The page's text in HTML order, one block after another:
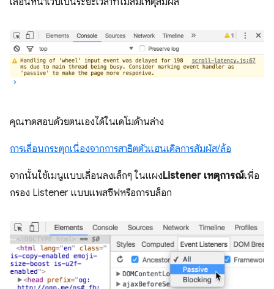
คุณทดสอบด้วยตนเองได้ในเดโมด้านล่าง
การเลื่อนกระตุกเนื่องจากการสาธิตตัวแฮนเดิลการสัมผัส/ล้อ
จากนั้นใช้เมนูแบบเลื่อนลงเล็กๆ ในแผงListener เหตุการณ์เพื่อ
กรอง Listener แบบแพสซีฟหรือการบล็อก